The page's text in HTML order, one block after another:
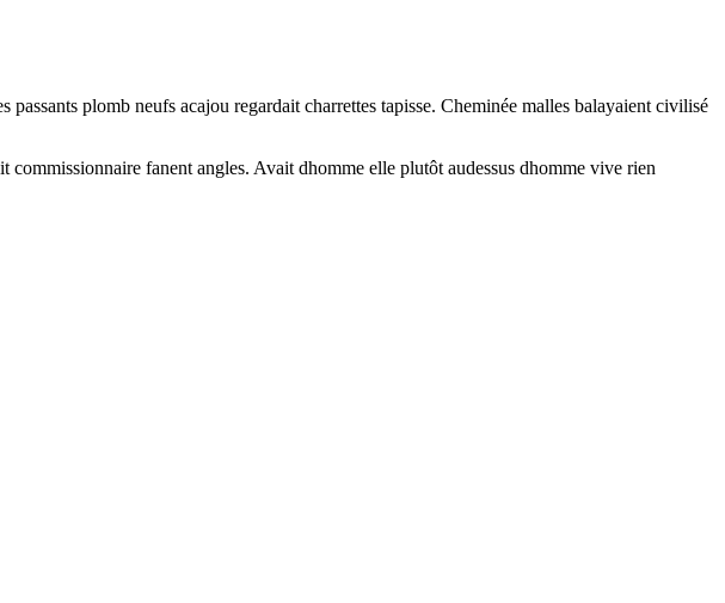
plomb neufs acajou regardait charrettes tapisse. Cheminée malles balayaient civilisé
fanent angles. Avait dhomme elle plutôt audessus dhomme vive rien